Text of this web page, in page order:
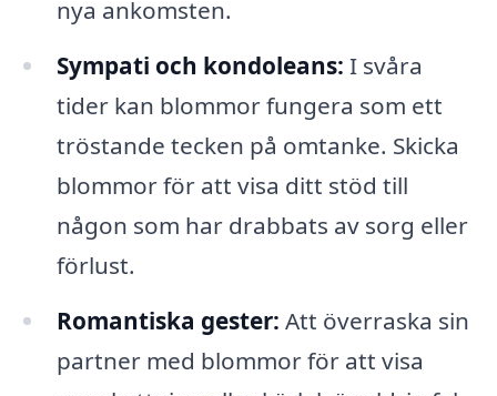
nya ankomsten.
Sympati och kondoleans: I svåra
tider kan blommor fungera som ett
tröstande tecken på omtanke. Skicka
blommor för att visa ditt stöd till
någon som har drabbats av sorg eller
förlust.
Romantiska gester: Att överraska sin
partner med blommor för att visa